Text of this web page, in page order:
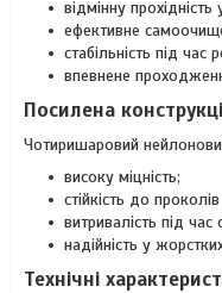
відмінну прохідність
ефективне
стабільність під час
впевнене
Посилена
Чотиришаровий
високу міцність;
стійкість до
витривалість під час
надійність у
Технічні